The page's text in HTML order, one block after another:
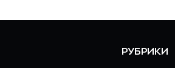
РУБРИКИ